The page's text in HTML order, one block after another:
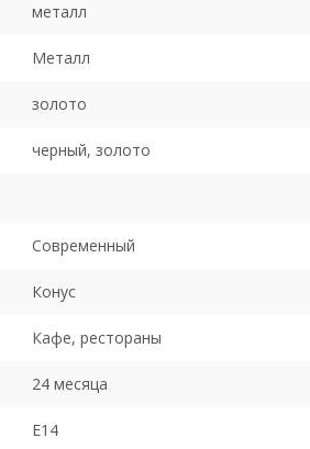
металл
Металл
золото
черный, золото
Современный
Конус
Кафе, рестораны
24 месяца
E14